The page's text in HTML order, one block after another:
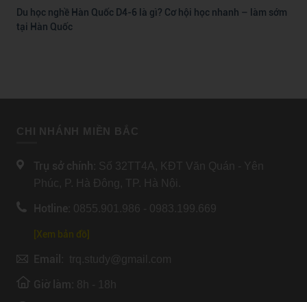
Du học nghề Hàn Quốc D4-6 là gì? Cơ hội học nhanh – làm sớm
tại Hàn Quốc
CHI NHÁNH MIỀN BẮC
Trụ sở chính: Số 32TT4A, KĐT Văn Quán - Yên
Phúc, P. Hà Đông, TP. Hà Nội.
Hotline: 0855.901.986 - 0983.199.669
[Xem bản đồ]
Email: trq.study@gmail.com
Giờ làm: 8h - 18h